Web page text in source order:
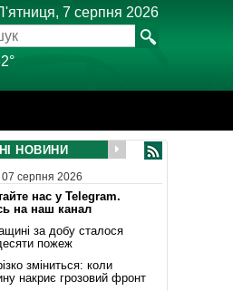
7 серпня 2026
НОВИНИ
07 серпня 2026
нас у Telegram.
на наш канал
за добу сталося
пожеж
зміниться: коли
накриє грозовий фронт